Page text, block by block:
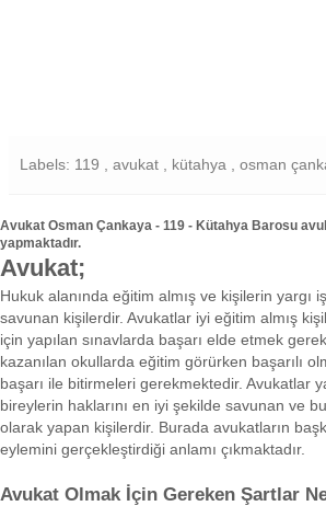
Labels: 119 , avukat , kütahya , osman
Avukat Osman Çankaya - 119 - Kütahya Barosu
yapmaktadır.
Avukat;
Hukuk alanında eğitim almış ve kişilerin yargı
savunan kişilerdir. Avukatlar iyi eğitim almış
için yapılan sınavlarda başarı elde etmek
kazanılan okullarda eğitim görürken başarılı
başarı ile bitirmeleri gerekmektedir. Avukatlar
bireylerin haklarını en iyi şekilde savunan ve
olarak yapan kişilerdir. Burada avukatların
eylemini gerçekleştirdiği anlamı çıkmaktadır.
Avukat Olmak İçin Gereken Şartlar